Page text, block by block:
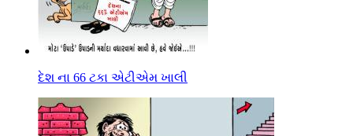
દેશ ના 66 ટકા એટીએમ ખાલી